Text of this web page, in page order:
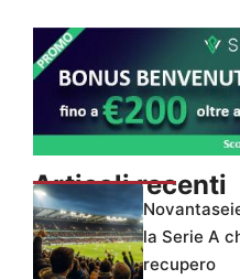
Articoli recenti
la Serie A
recupero